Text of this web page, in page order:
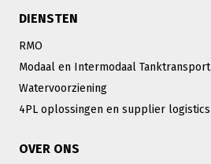
DIENSTEN
RMO
Modaal en Intermodaal Tanktransport
Watervoorziening
4PL oplossingen en supplier logistics
OVER ONS